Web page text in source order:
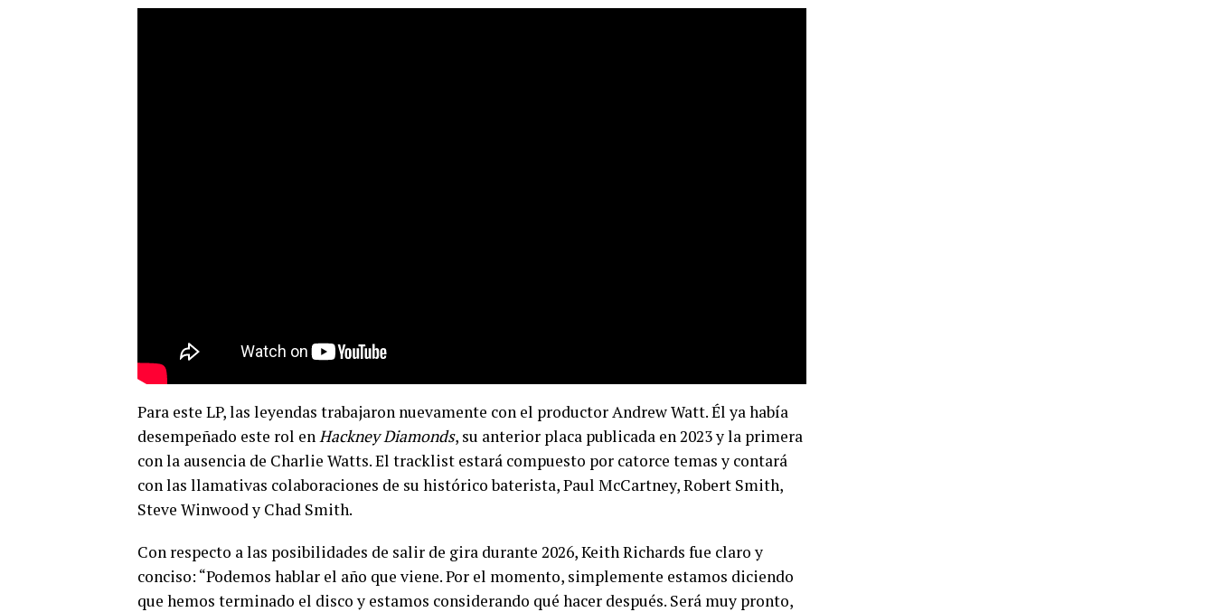
Para este LP, las leyendas trabajaron nuevamente con el productor Andrew Watt. Él ya había
desempeñado este rol enHackney Diamonds, su anterior placa publicada en 2023 y la primera
con la ausencia de Charlie Watts. El tracklist estará compuesto por catorce temas y contará
con las llamativas colaboraciones de su histórico baterista, Paul McCartney, Robert Smith,
Steve Winwood y Chad Smith.
Con respecto a las posibilidades de salir de gira durante 2026, Keith Richards fue claro y
conciso: “Podemos hablar el año que viene. Por el momento, simplemente estamos diciendo
que hemos terminado el disco y estamos considerando qué hacer después. Será muy pronto,